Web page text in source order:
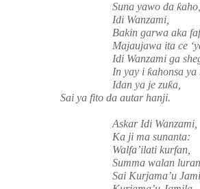
Suna yawo da ƙaho,
Idi Wanzami,
Bakin garwa aka
Majaujawa ita ce
Idi Wanzami ga
In yay i ƙahonsa ya
Idan ya je zuƙa,
Sai ya fito da autar hanji.
Askar Idi Wanzami,
Ka ji ma sunanta:
Walfa’ilati kurfan,
Summa walan luran,
Sai Kurjama’u